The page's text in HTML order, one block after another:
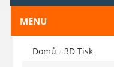
MENU
Domů / 3D Tisk